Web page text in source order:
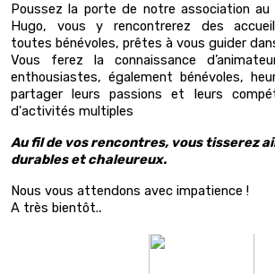
Poussez la porte de notre association
Hugo, vous y rencontrerez des
toutes bénévoles, prêtes à vous guider
Vous ferez la connaissance
enthousiastes, également bénévoles,
partager leurs passions et leurs
d'activités multiples
Au fil de vos rencontres, vous tisserez
durables et chaleureux.
Nous vous attendons avec impatience !
A très bientôt..